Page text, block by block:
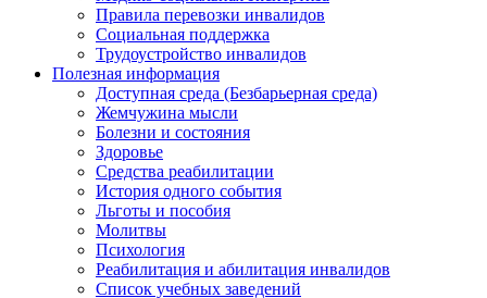
Правила перевозки инвалидов
Социальная поддержка
Трудоустройство инвалидов
Полезная информация
Доступная среда (Безбарьерная среда)
Жемчужина мысли
Болезни и состояния
Здоровье
Средства реабилитации
История одного события
Льготы и пособия
Молитвы
Психология
Реабилитация и абилитация инвалидов
Список учебных заведений